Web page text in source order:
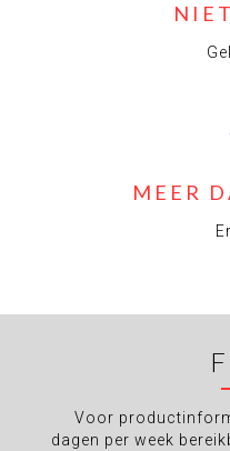
MEER
Voor
dagen per week